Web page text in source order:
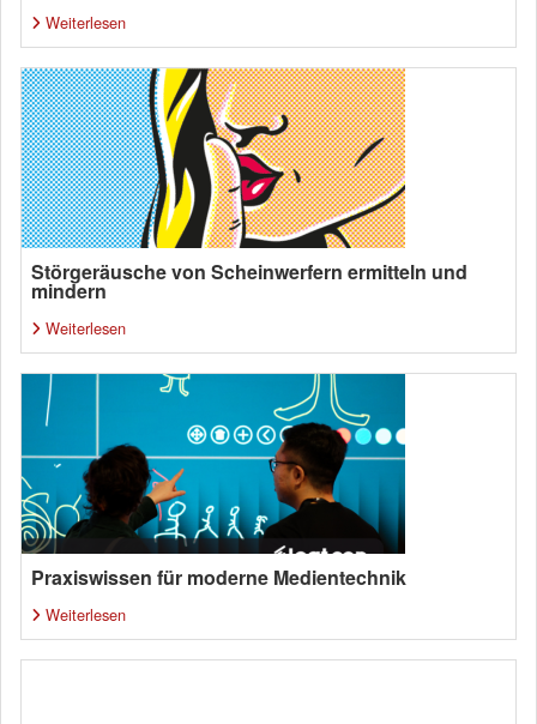
Weiterlesen
Störgeräusche von Scheinwerfern ermitteln und
mindern
Weiterlesen
Praxiswissen für moderne Medientechnik
Weiterlesen